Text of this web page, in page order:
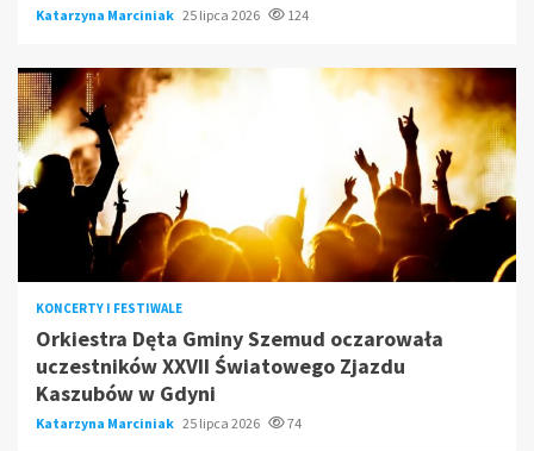
Katarzyna Marciniak 25 lipca 2026 124
KONCERTY I FESTIWALE
Orkiestra Dęta Gminy Szemud oczarowała
uczestników XXVII Światowego Zjazdu
Kaszubów w Gdyni
Katarzyna Marciniak 25 lipca 2026 74